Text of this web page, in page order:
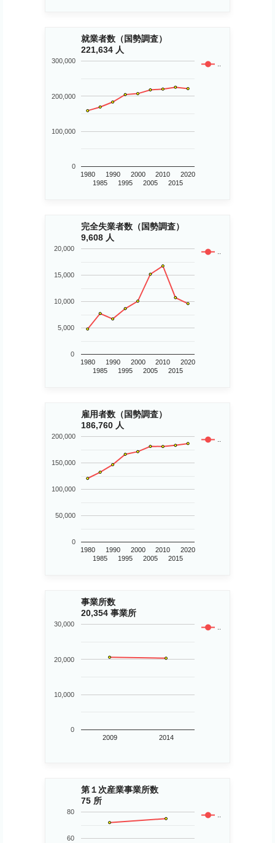
就業者数（国勢調査）
221,634 人
..
1980
1985
1990
1995
2000
2005
2010
2015
2020
0
100,000
200,000
300,000
完全失業者数（国勢調査）
9,608 人
..
1980
1985
1990
1995
2000
2005
2010
2015
2020
0
5,000
10,000
15,000
20,000
雇用者数（国勢調査）
186,760 人
..
1980
1985
1990
1995
2000
2005
2010
2015
2020
0
50,000
100,000
150,000
200,000
事業所数
20,354 事業所
..
2009 2014
0
10,000
20,000
30,000
第１次産業事業所数
75 所
..
60
80